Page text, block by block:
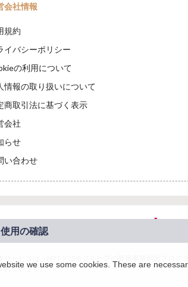
会社情報
規約
イバシーポリシー
の利用について
情報の取り扱いについて
商取引法に基づく表示
会社
らせ
い合わせ
れています。we use some cookies. These are